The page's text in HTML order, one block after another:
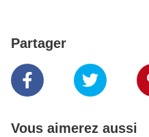
Partager
Vous aimerez aussi